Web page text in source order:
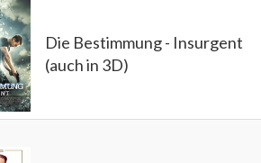
Die Bestimmung - Insurgent
(auch in 3D)